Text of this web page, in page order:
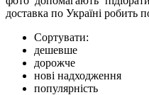
доставка по Україні
Сортувати:
дешевше
дорожче
нові надходження
популярність